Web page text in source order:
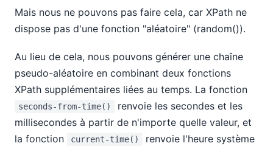
Mais nous ne pouvons pas faire cela, car XPath ne
dispose pas d'une fonction "aléatoire" (random()).
Au lieu de cela, nous pouvons générer une chaîne
pseudo-aléatoire en combinant deux fonctions
XPath supplémentaires liées au temps. La fonction
seconds-from-time()
renvoie les secondes et les
millisecondes à partir de n'importe quelle valeur, et
la fonction
current-time()
renvoie l'heure système